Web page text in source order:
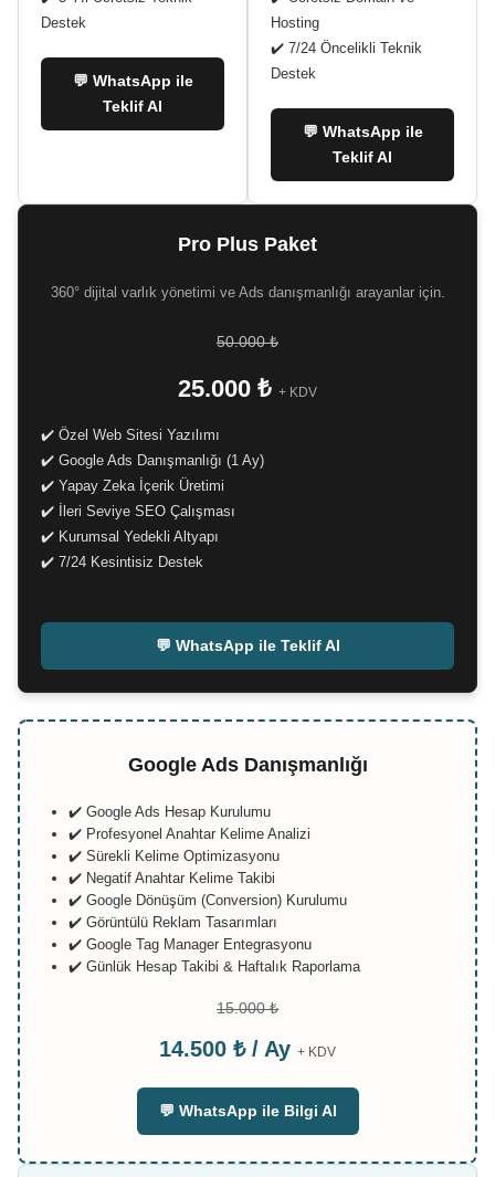
Destek
💬 WhatsApp ile
Teklif Al
Hosting
✔️ 7/24 Öncelikli Teknik
Destek
💬 WhatsApp ile
Teklif Al
Pro Plus Paket
360° dijital varlık yönetimi ve Ads danışmanlığı arayanlar için.
50.000 ₺
25.000 ₺ + KDV
✔️ Özel Web Sitesi Yazılımı
✔️ Google Ads Danışmanlığı (1 Ay)
✔️ Yapay Zeka İçerik Üretimi
✔️ İleri Seviye SEO Çalışması
✔️ Kurumsal Yedekli Altyapı
✔️ 7/24 Kesintisiz Destek
💬 WhatsApp ile Teklif Al
Google Ads Danışmanlığı
✔️ Google Ads Hesap Kurulumu
✔️ Profesyonel Anahtar Kelime Analizi
✔️ Sürekli Kelime Optimizasyonu
✔️ Negatif Anahtar Kelime Takibi
✔️ Google Dönüşüm (Conversion) Kurulumu
✔️ Görüntülü Reklam Tasarımları
✔️ Google Tag Manager Entegrasyonu
✔️ Günlük Hesap Takibi & Haftalık Raporlama
15.000 ₺
14.500 ₺ / Ay + KDV
💬 WhatsApp ile Bilgi Al